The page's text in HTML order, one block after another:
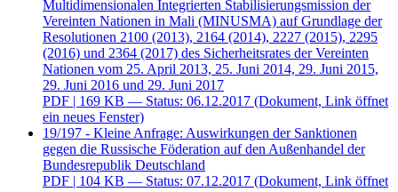
Multidimensionalen Integrierten Stabilisierungsmission der
Vereinten Nationen in Mali (MINUSMA) auf Grundlage der
Resolutionen 2100 (2013), 2164 (2014), 2227 (2015), 2295
(2016) und 2364 (2017) des Sicherheitsrates der Vereinten
Nationen vom 25. April 2013, 25. Juni 2014, 29. Juni 2015,
29. Juni 2016 und 29. Juni 2017
PDF | 169 KB — Status: 06.12.2017 (Dokument, Link öffnet
ein neues Fenster)
19/197 - Kleine Anfrage: Auswirkungen der Sanktionen
gegen die Russische Föderation auf den Außenhandel der
Bundesrepublik Deutschland
PDF | 104 KB — Status: 07.12.2017 (Dokument, Link öffnet